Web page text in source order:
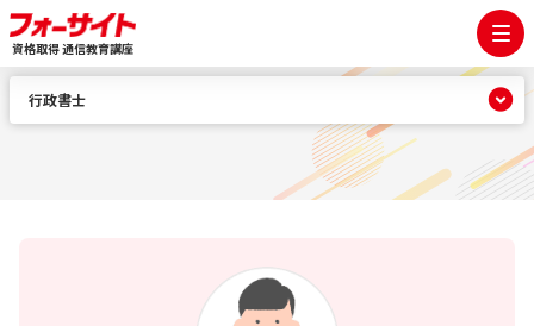
資格取得 通信教育講座
行政書士